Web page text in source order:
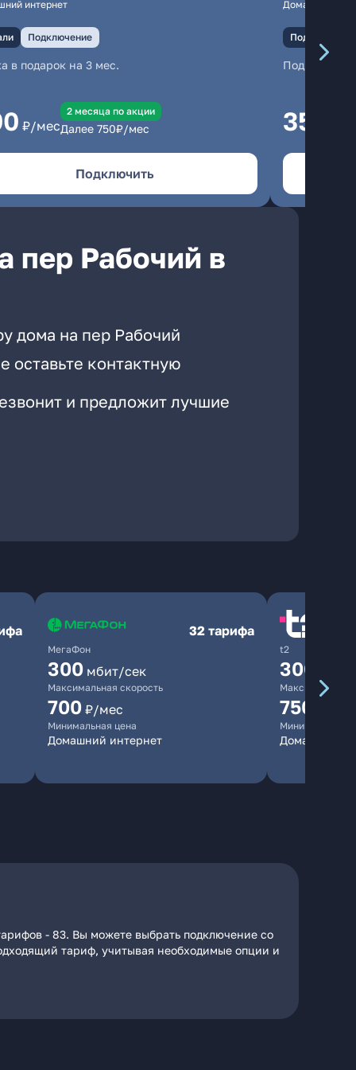
интернет
Подключение
в подарок на 3 мес.
₽/мес
2 месяцa по акции
Далее 750₽/мес
Подключить
Домашний
Подключение
350
пер Рабочий в
дома на пер Рабочий
оставьте контактную
и предложит лучшие
МегаФон
32 тарифа
300 мбит/сек
Максимальная скорость
700 ₽/мес
Минимальная цена
Домашний интернет
t2
300
Максимальная
750
Минимальная
Домашний
- 83. Вы можете выбрать подключение со
тариф, учитывая необходимые опции и